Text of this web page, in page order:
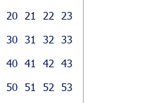
20 21 22
23
30 31 32
33
40 41 42
43
50 51 52
53